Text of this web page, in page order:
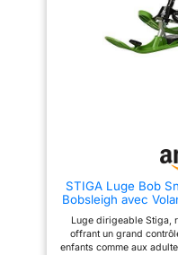
STIGA Luge Bob
Bobsleigh avec
Luge dirigeable Stiga,
offrant un grand
enfants comme aux